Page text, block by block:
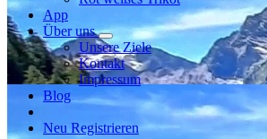
App
Über uns
Unsere Ziele
Kontakt
Impressum
Blog
Neu Registrieren